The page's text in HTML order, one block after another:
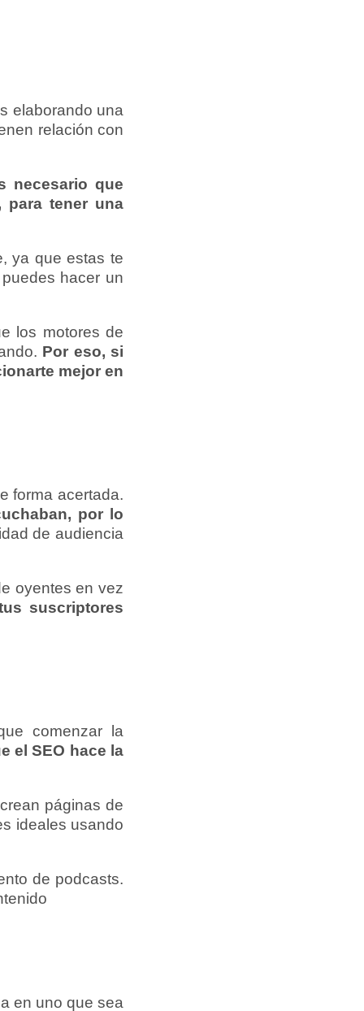
elaborando una
relación con
necesario que
para tener una
ya que estas te
hacer un
los motores de
Por eso, si
mejor en
forma acertada.
por lo
de audiencia
oyentes en vez
suscriptores
comenzar la
el SEO hace la
páginas de
ideales usando
de podcasts.
en uno que sea